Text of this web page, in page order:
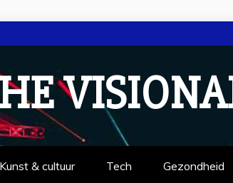
Kunst & cultuur Tech Gezondheid